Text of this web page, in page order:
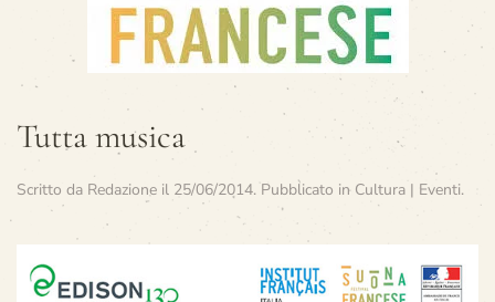
Tutta musica
Scritto da Redazione il 25/06/2014. Pubblicato in Cultura | Eventi.